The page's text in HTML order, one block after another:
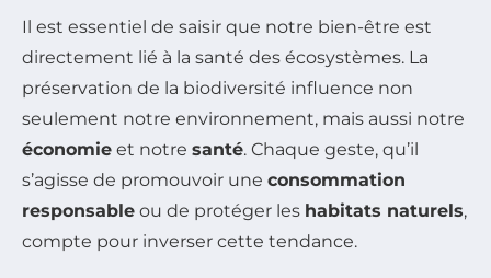
Il est essentiel de saisir que notre bien-être est
directement lié à la santé des écosystèmes. La
préservation de la biodiversité influence non
seulement notre environnement, mais aussi notre
économie et notre santé. Chaque geste, qu’il
s’agisse de promouvoir une consommation
responsable ou de protéger les habitats naturels,
compte pour inverser cette tendance.